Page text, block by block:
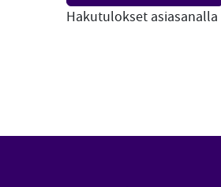
Hakutulokset asiasanalla